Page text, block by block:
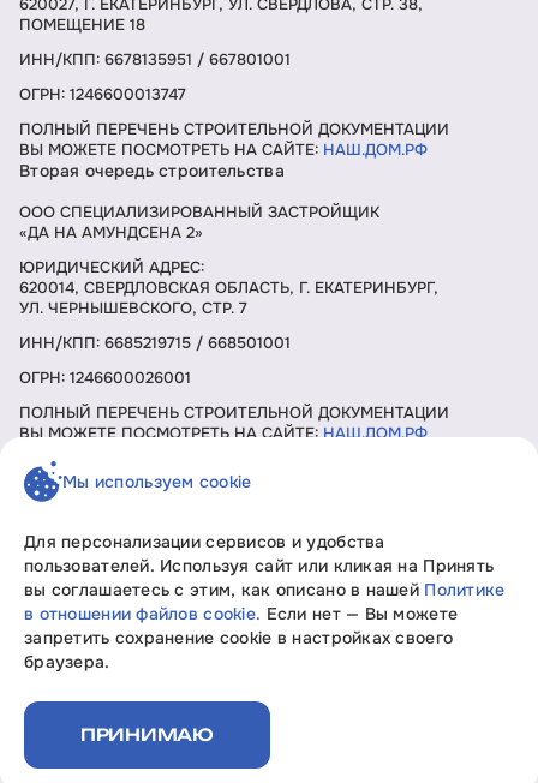
620027, Г. ЕКАТЕРИНБУРГ, УЛ. СВЕРДЛОВА, СТР. 38,
ПОМЕЩЕНИЕ 18
ИНН/КПП: 6678135951 / 667801001
ОГРН: 1246600013747
ПОЛНЫЙ ПЕРЕЧЕНЬ СТРОИТЕЛЬНОЙ ДОКУМЕНТАЦИИ
ВЫ МОЖЕТЕ ПОСМОТРЕТЬ НА САЙТЕ: НАШ.ДОМ.РФ
Вторая очередь строительства
ООО СПЕЦИАЛИЗИРОВАННЫЙ ЗАСТРОЙЩИК
«ДА НА АМУНДСЕНА 2»
ЮРИДИЧЕСКИЙ АДРЕС:
620014, СВЕРДЛОВСКАЯ ОБЛАСТЬ, Г. ЕКАТЕРИНБУРГ,
УЛ. ЧЕРНЫШЕВСКОГО, СТР. 7
ИНН/КПП: 6685219715 / 668501001
ОГРН: 1246600026001
ПОЛНЫЙ ПЕРЕЧЕНЬ СТРОИТЕЛЬНОЙ ДОКУМЕНТАЦИИ
ВЫ МОЖЕТЕ ПОСМОТРЕТЬ НА САЙТЕ: НАШ.ДОМ.РФ
Девелопмент без границ «Свобода мысли»
Вся информация, представленная на данном сайте, носит
исключительно информационный характер, не является
офертой или публичной офертой согласно ст. 435, п. 2 ст.
Документы на строительство
Мы используем cookie
Для персонализации сервисов и удобства
пользователей. Используя сайт или кликая на Принять
вы соглашаетесь с этим, как описано в нашей Политике
в отношении файлов cookie. Если нет — Вы можете
запретить сохранение cookie в настройках своего
браузера.
ПРИНИМАЮ